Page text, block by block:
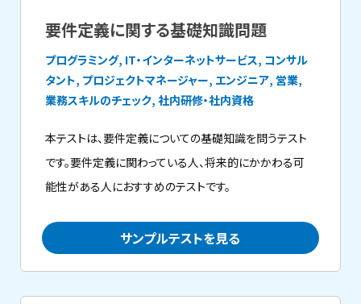
要件定義に関する基礎知識問題
プログラミング, IT・インターネットサービス, コンサル
タント, プロジェクトマネージャー, エンジニア, 営業,
業務スキルのチェック, 社内研修・社内資格
本テストは、要件定義についての基礎知識を問うテスト
です。要件定義に関わっている人、将来的にかかわる可
能性がある人におすすめのテストです。
サンプルテストを見る